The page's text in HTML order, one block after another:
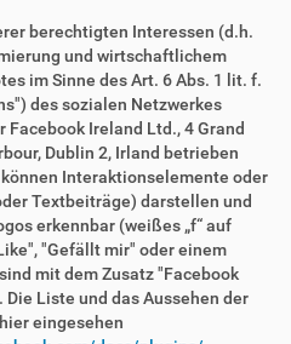
berechtigten Interessen (d.h.
und wirtschaftlichem
im Sinne des Art. 6 Abs. 1 lit. f.
des sozialen Netzwerkes
Ireland Ltd., 4 Grand
Dublin 2, Irland betrieben
Interaktionselemente oder
Textbeiträge) darstellen und
erkennbar (weißes „f“ auf
"Gefällt mir" oder einem
mit dem Zusatz "Facebook
Liste und das Aussehen der
eingesehen